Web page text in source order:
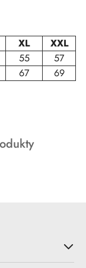
XL
XXL
55
57
67 69